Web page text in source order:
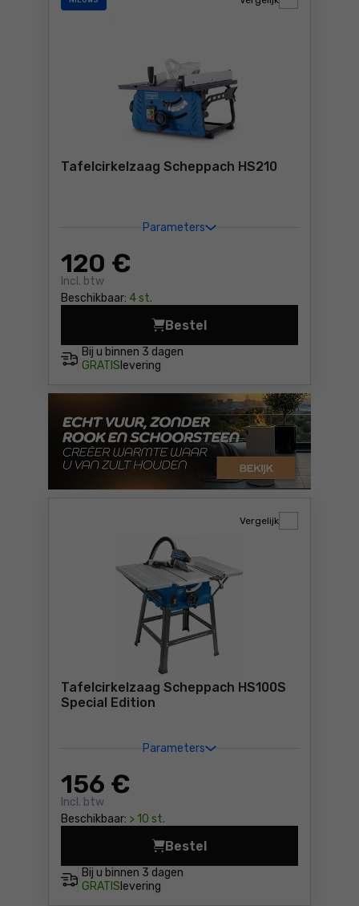
Tafelcirkelzaag Scheppach HS210
Parameters
120 €
Incl. btw
Beschikbaar: 4 st.
Bij u binnen 3 dagen
GRATIS levering
Bestel
Tafelcirkelzaag Scheppach
Tafelcirkelzaag Scheppach HS100S
Special Edition
Parameters
156 €
Incl. btw
Beschikbaar: > 10 st.
Vergelijk
Bij u binnen 3 dagen
GRATIS levering
Bestel
Tafelcirkelzaag Scheppach